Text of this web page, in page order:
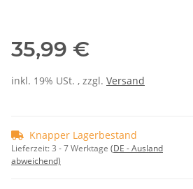
35,99 €
inkl. 19% USt. , zzgl. Versand
Knapper Lagerbestand
Lieferzeit:3 - 7 Werktage (DE - Ausland
abweichend)